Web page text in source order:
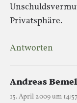
Privatsphäre.
Antworten
Andreas
15. April 2009 um